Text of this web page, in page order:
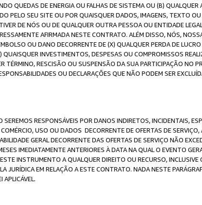
QUEDAS DE ENERGIA OU FALHAS DE SISTEMA OU (B)
PELO SEU SITE OU POR QUAISQUER DADOS, IMAGENS, TEXTO
DE NÓS OU DE QUALQUER OUTRA PESSOA OU ENTIDADE
AFIRMADA NESTE CONTRATO. ALÉM DISSO, NÓS,
OU DANO DECORRENTE DE (X) QUALQUER PERDA DE
INVESTIMENTOS, DESPESAS OU COMPROMISSOS
TÉRMINO, RESCISÃO OU SUSPENSÃO DA SUA PARTICIPAÇÃO NO
OU DECLARAÇÕES QUE NÃO PODEM SER
RESPONSÁVEIS POR DANOS INDIRETOS, INCIDENTAIS,
USO OU DADOS DECORRENTE DE OFERTAS DE
GERAL DECORRENTE DAS OFERTAS DE SERVIÇO NÃO
IMEDIATAMENTE ANTERIORES À DATA NA QUAL O EVENTO
INSTRUMENTO A QUALQUER DIREITO OU RECURSO, INCLUSIVE
EM RELAÇÃO A ESTE CONTRATO. NADA NESTE
APLICÁVEL.